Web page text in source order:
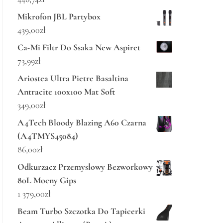
Mikrofon JBL Partybox
439,00zł
Ca-Mi Filtr Do Ssaka New Aspiret
73,99zł
Ariostea Ultra Pietre Basaltina
Antracite 100x100 Mat Soft
349,00zł
A4Tech Bloody Blazing A60 Czarna
(A4TMYS45084)
86,00zł
Odkurzacz Przemysłowy Bezworkowy
80L Mocny Gips
1 379,00zł
Beam Turbo Szczotka Do Tapicerki